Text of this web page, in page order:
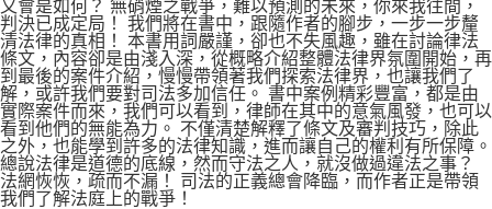
又會是如何？ 無硝煙之戰爭，難以預測的未來，你來我往間，
判決已成定局！ 我們將在書中，跟隨作者的腳步，一步一步釐
清法律的真相！ 本書用詞嚴謹，卻也不失風趣，雖在討論律法
條文，內容卻是由淺入深，從概略介紹整體法律界氛圍開始，再
到最後的案件介紹，慢慢帶領著我們探索法律界，也讓我們了
解，或許我們要對司法多加信任。 書中案例精彩豐富，都是由
實際案件而來，我們可以看到，律師在其中的意氣風發，也可以
看到他們的無能為力。 不僅清楚解釋了條文及審判技巧，除此
之外，也能學到許多的法律知識，進而讓自己的權利有所保障。
總說法律是道德的底線，然而守法之人，就沒做過違法之事？
法網恢恢，疏而不漏！ 司法的正義總會降臨，而作者正是帶領
我們了解法庭上的戰爭！